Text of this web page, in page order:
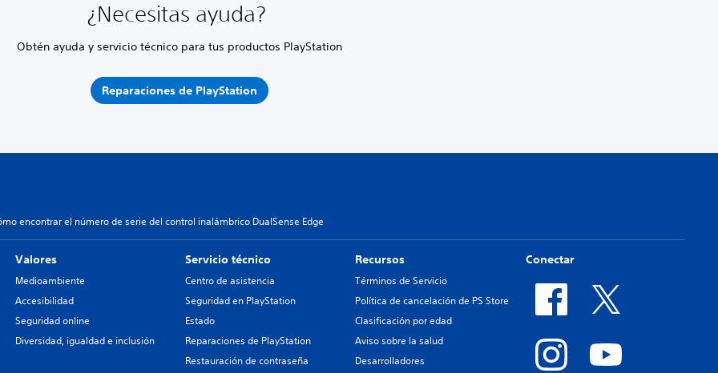
¿Necesitas ayuda?
Obtén ayuda y servicio técnico para tus productos PlayStation
Reparaciones de PlayStation
encontrar el número de serie del control inalámbrico DualSense Edge
Valores
Medioambiente
Accesibilidad
Seguridad online
Diversidad, igualdad e inclusión
Servicio técnico
Centro de asistencia
Seguridad en PlayStation
Estado
Reparaciones de PlayStation
Restauración de contraseña
Recursos
Términos de Servicio
Política de cancelación de PS Store
Clasificación por edad
Aviso sobre la salud
Desarrolladores
Conectar